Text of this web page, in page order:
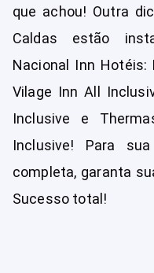
que achou! Outra
Caldas estão
Nacional Inn Hotéis:
Vilage Inn All
Inclusive e
Inclusive! Para
completa, garanta
Sucesso total!